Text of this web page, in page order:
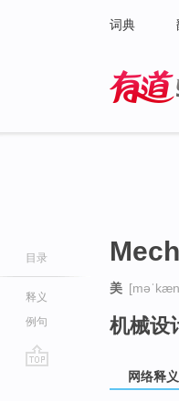
词典
目录
释义
例句
美
机械设
网络释义